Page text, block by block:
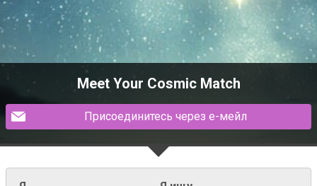
Meet Your Cosmic Match
Присоединитесь через е-мейл